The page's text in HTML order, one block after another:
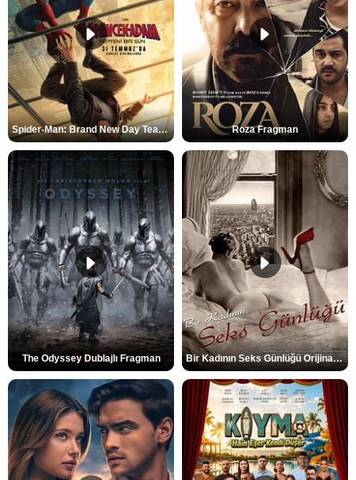
Spider-Man: Brand New Day Teaser Roza Fragman
The Odyssey Dublajlı Fragman Bir Kadının Seks Günlüğü Orijinal Fragman